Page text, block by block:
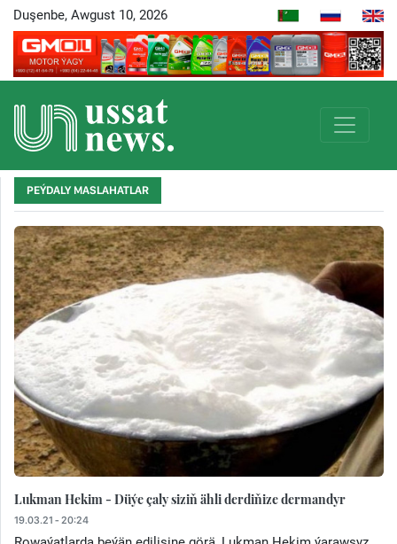
Duşenbe, Awgust 10, 2026
PEÝDALY MASLAHATLAR
Lukman Hekim - Düýe çaly siziň ähli derdiňize dermandyr
19.03.21 - 20:24